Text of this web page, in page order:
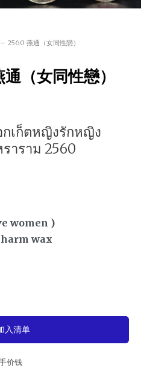
2560 燕通（女同性戀）
通（女同性戀）
กเก็ตหญิงรักหญิง
าราม 2560
women )
wax
入清单
价钱